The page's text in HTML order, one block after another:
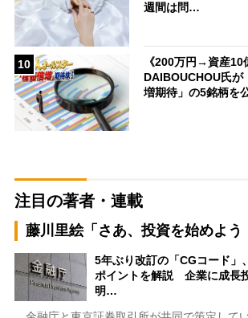
週間は問…
10
《200万円→資産10
DAIBOUCHOU氏が
増期待」の5銘柄を
注目の著者・連載
藤川里絵「さあ、投資を始めよう
5年ぶり改訂の「CGコード」
ポイントを解説 企業に成長
明…